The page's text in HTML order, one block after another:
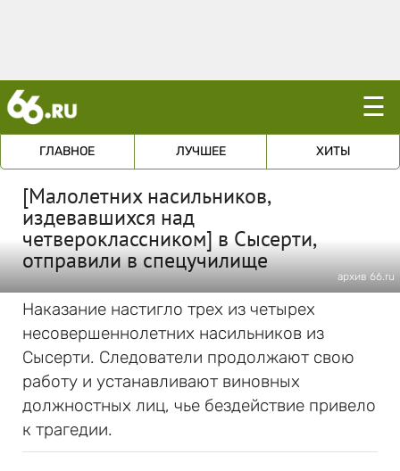
☰
ГЛАВНОЕ ЛУЧШЕЕ ХИТЫ
[Малолетних насильников,
издевавшихся над
четвероклассником] в Сысерти,
отправили в спецучилище
архив 66.ru
Наказание настигло трех из четырех
несовершеннолетних насильников из
Сысерти. Следователи продолжают свою
работу и устанавливают виновных
должностных лиц, чье бездействие привело
к трагедии.